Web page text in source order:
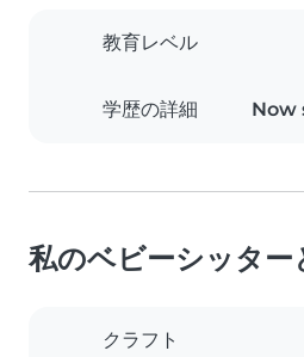
教育レベル
学歴の詳細 Now
私のベビーシッター
クラフト